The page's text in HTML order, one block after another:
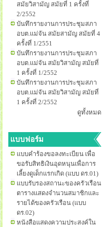
สมัยวิสามัญ สมัยที่ 1 ครั้งที่
2/2552
บันทึกรายงานการประชุมสภา
อบต.แม่จัน สมัยสามัญ สมัยที่ 4
ครั้งที่ 1/2551
บันทึกรายงานการประชุมสภา
อบต.แม่จัน สมัยวิสามัญ สมัยที่
1 ครั้งที่ 1/2552
บันทึกรายงานการประชุมสภา
อบต.แม่จัน สมัยวิสามัญ สมัยที่
1 ครั้งที่ 2/2552
ดูทั้งหมด
แบบฟอร์ม
แบบคำร้องขอลงทะเบียน เพื่อ
ขอรับสิทธิเงินอุดหนุนเพื่อการ
เลี้ยงดูเด็กแรกเกิด (แบบ ดร.01)
แบบรับรองสถานะของครัวเรือน
ตารางแสดงจำนวนสมาชิกและ
รายได้ของครัวเรือน (แบบ
ดร.02)
หนังสือแสดงความประสงค์ใน